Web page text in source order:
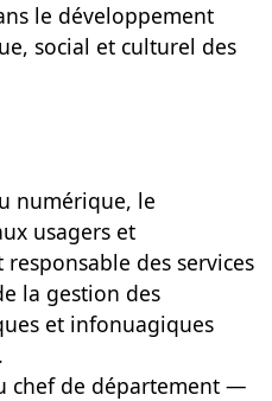
le développement
social et culturel des
numérique, le
usagers et
des services
la gestion des
et infonuagiques
chef de département —